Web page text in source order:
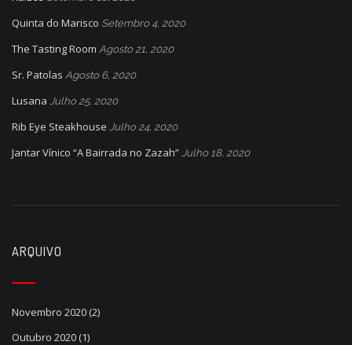
Quinta do Marisco Setembro 4, 2020
The Tasting Room Agosto 21, 2020
Sr. Patolas Agosto 6, 2020
Lusana Julho 25, 2020
Rib Eye Steakhouse Julho 24, 2020
Jantar Vínico “A Bairrada no Zazah” Julho 18, 2020
ARQUIVO
Novembro 2020 (2)
Outubro 2020 (1)